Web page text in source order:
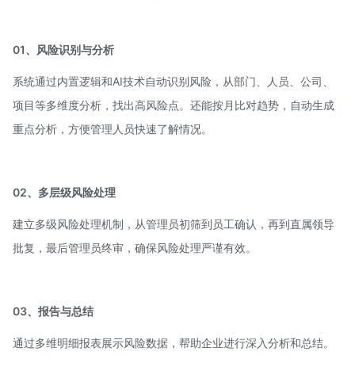
01、风险识别与分析
系统通过内置逻辑和AI技术自动识别风险，从部门、人员、公司、
项目等多维度分析，找出高风险点。还能按月比对趋势，自动生成
重点分析，方便管理人员快速了解情况。
02、多层级风险处理
建立多级风险处理机制，从管理员初筛到员工确认，再到直属领导
批复，最后管理员终审，确保风险处理严谨有效。
03、报告与总结
通过多维明细报表展示风险数据，帮助企业进行深入分析和总结。